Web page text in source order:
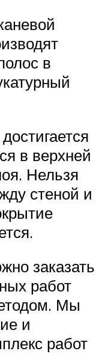
в
в верхней
Нельзя
стеной и
заказать
работ
Мы
и
работ